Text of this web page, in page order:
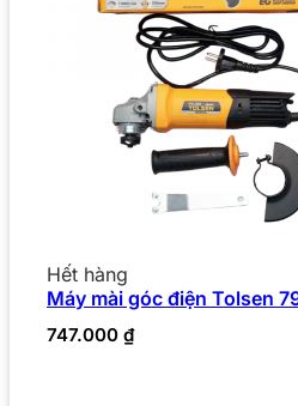
Hết hàng
Máy mài góc điện Tolsen
747.000 ₫